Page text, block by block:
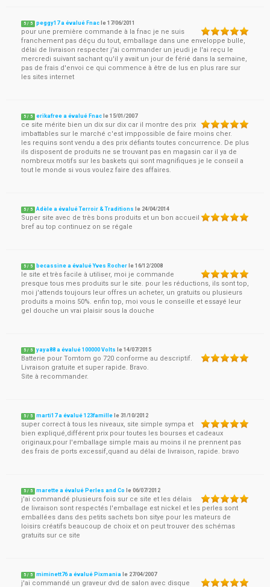
5 / 5 peggy17 a évalué Fnac le17/06/2011
pour une première commande à la fnac je ne suis
franchement pas déçu du tout, emballage dans une enveloppe bulle,
délai de livraison respecter j'ai commander un jeudi je l'ai reçu le
mercredi suivant sachant qu'il y avait un jour de férié dans la semaine,
pas de frais d'envoi ce qui commence à être de lus en plus rare sur
les sites internet
5 / 5 erikafree a évalué Fnac le15/01/2007
ce site mérite bien un dix sur dix car il montre des prix
imbattables sur le marché c'est imppossible de faire moins cher.
les requins sont vendu a des prix défiants toutes concurrence. De plus
ils disposent de produits ne se trouvant pas en magasin car il ya de
nombreux motifs sur les baskets qui sont magnifiques je le conseil a
tout le monde si vous voulez faire des affaires.
5 / 5 Adèle a évalué Terroir & Traditions le 24/04/2014
Super site avec de très bons produits et un bon accueil
bref au top continuez on se régale
5 / 5 becassine a évalué Yves Rocher le16/12/2008
le site et très facile à utiliser, moi je commande
presque tous mes produits sur le site. pour les réductions, ils sont top,
moi j'attends toujours leur offres un acheter, un gratuits ou plusieurs
produits a moins 50%. enfin top, moi vous le conseille et essayé leur
gel douche un vrai plaisir sous la douche
5 / 5 yaya88 a évalué 100000 Volts le14/07/2015
Batterie pour Tomtom go 720 conforme au descriptif.
Livraison gratuite et super rapide. Bravo.
Site à recommander.
5 / 5 marti17 a évalué 123famille le31/10/2012
super correct à tous les niveaux, site simple sympa et
bien expliqué,différent prix pour toutes les bourses et cadeaux
originaux.pour l'emballage simple mais au moins il ne prennent pas
des frais de ports excessif,quand au délai de livraison, rapide. bravo
5 / 5 marette a évalué Perles and Co le06/07/2012
j'ai commandé plusieurs fois sur ce site et les délais
de livraison sont respectés l'emballage est nickel et les perles sont
emballées dans des petits sachets bon sitye pour les mateurs de
loisirs créatifs beaucoup de choix et on peut trouver des schémas
gratuits sur ce site
5 / 5 miminett76 a évalué Pixmania le 27/04/2007
j'ai commandé un graveur dvd de salon avec disque